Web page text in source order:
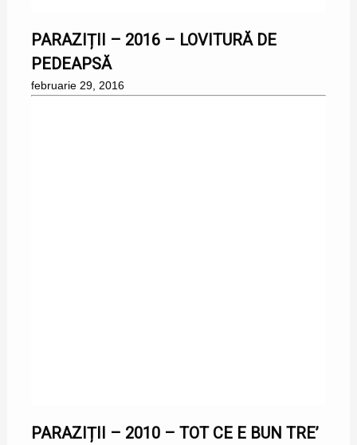
PARAZIȚII – 2016 – LOVITURĂ DE
PEDEAPSĂ
februarie 29, 2016
PARAZIȚII – 2010 – TOT CE E BUN TRE’